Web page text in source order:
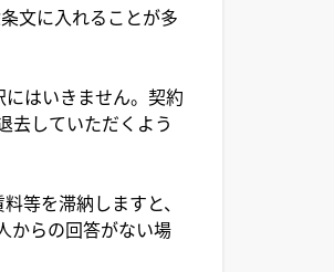
文に入れることが多
はいきません。契約
去していただくよう
等を滞納しますと、
からの回答がない場